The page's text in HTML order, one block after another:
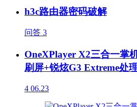
h3c路由器密码破解
问答 3
OneXPlayer X2三合一掌
刷屏+锐炫G3 Extreme处
4 06.23